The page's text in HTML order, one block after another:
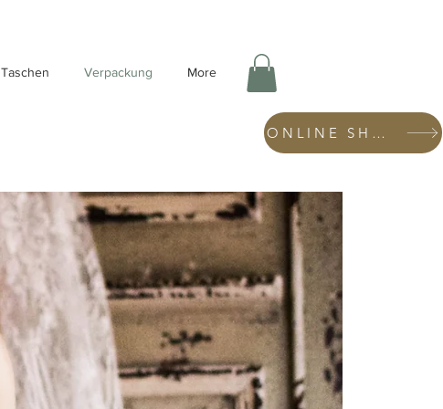
Taschen Verpackung More
ONLINE SHOP